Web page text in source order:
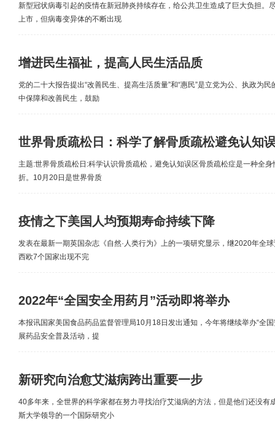
新型冠状病毒引起的疫情在新冠肺炎持续存在，给公共卫生造成了巨大负担。
上市，但病毒变异体的不断出现
增进民生福祉，提高人民生活品质
党的二十大报告提出“改善民生、提高生活质量”和“惠民”是立党为公、执政为
中保障和改善民生，鼓励
世界骨质疏松日：科学了解骨质疏松避免认知
主题:世界骨质疏松日:科学认识骨质疏松，避免认知误区骨质疏松症是一种全
折。10月20日是世界骨质
疫情之下美国人均预期寿命持续下降
发表在最新一期英国杂志《自然·人类行为》上的一项研究显示，继2020年全
西欧7个国家出现不完
2022年“全国安全用药月”活动即将举办
本报讯国家美国食品药品监督管理局10月18日发出通知，今年将继续举办“全
展药品安全普及活动，提
新研究向治愈艾滋病跨出重要一步
40多年来，全世界的科学家都在努力寻找治疗艾滋病的方法，但是他们还没有
斯大学领导的一个国际研究小